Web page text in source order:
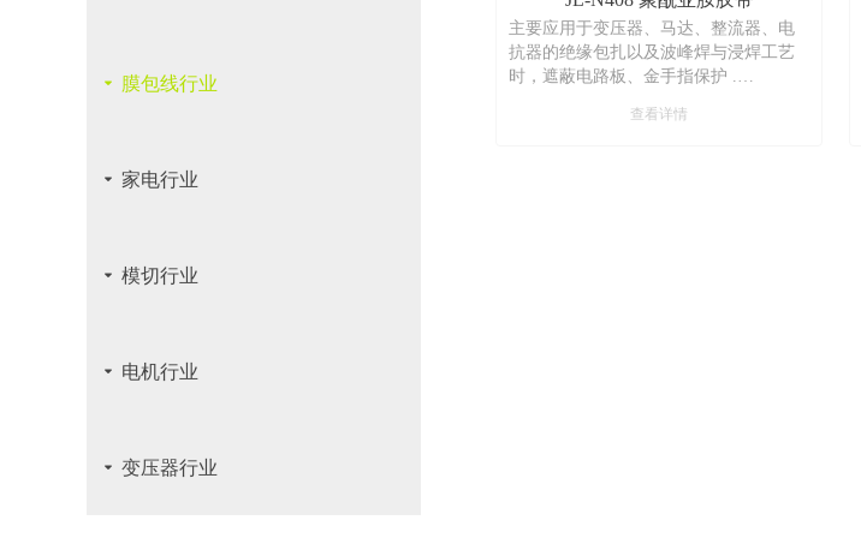
끙 膜包线行业
끙 家电行业
끙 模切行业
끙 电机行业
끙 变压器行业
主要应用于变压器、马达、整流器、电
抗器的绝缘包扎以及波峰焊与浸焊工艺
时，遮蔽电路板、金手指保护 .
used in transformers, motors insulation
查看详情